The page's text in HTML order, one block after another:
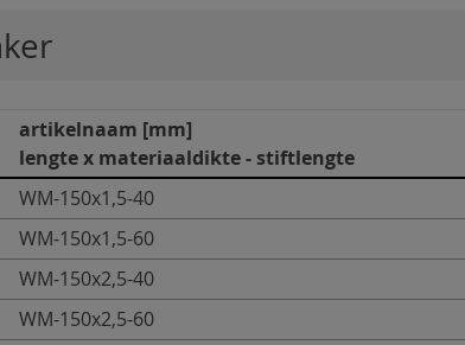
artikelnaam [mm]
lengte x materiaaldikte - stiftlengte
WM-150x1,5-40
WM-150x1,5-60
WM-150x2,5-40
WM-150x2,5-60